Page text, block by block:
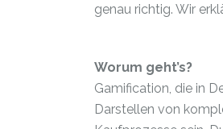
genau richtig. Wir
Worum geht’s?
Gamification, die in
Darstellen von